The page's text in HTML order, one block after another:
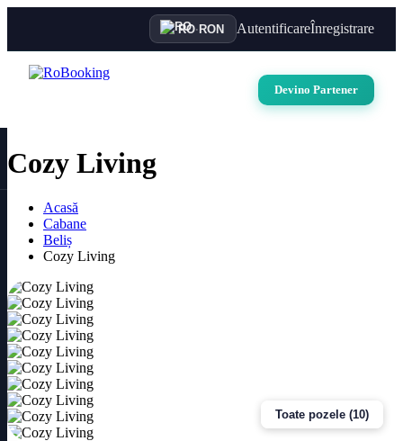
RO·RON AutentificareÎnregistrare
Devino Partener
Cozy Living
Acasă
Cabane
Beliș
Cozy Living
Toate pozele (10)